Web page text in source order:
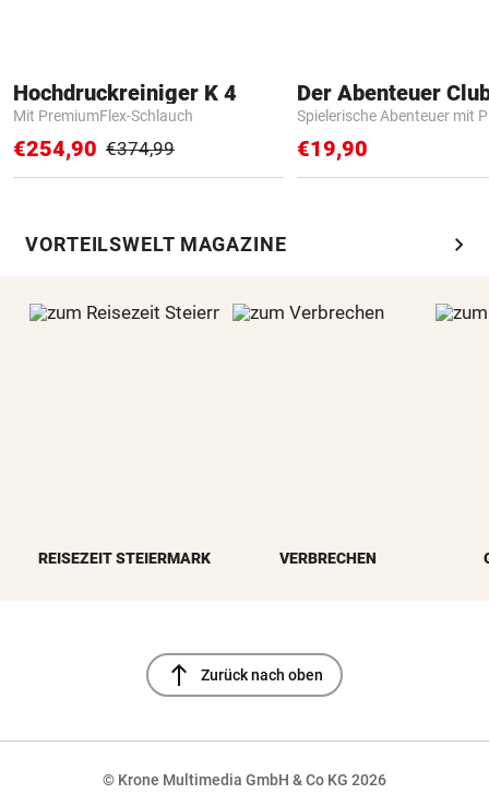
Hochdruckreiniger K 4
Mit PremiumFlex-Schlauch
€254,90 €374,99
Der Abenteuer
Spielerische Abenteuer mit
€19,90
VORTEILSWELT MAGAZINE chevron_right
REISEZEIT STEIERMARK VERBRECHEN
north Zurück nach oben
© Krone Multimedia GmbH & Co KG 2026